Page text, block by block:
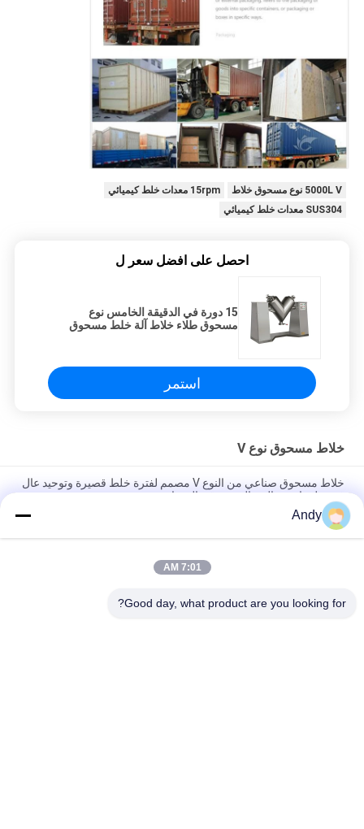
5000L V نوع مسحوق خلاط
15rpm معدات خلط كيميائي
SUS304 معدات خلط كيميائي
احصل على افضل سعر ل
15 دورة في الدقيقة الخامس نوع
مسحوق طلاء خلاط آلة خلط مسحوق
استمر
خلاط مسحوق نوع V
خلاط مسحوق صناعي من النوع V مصمم لفترة خلط قصيرة وتوحيد عال
في تطبيقات معالجة المسحوق والحبيبات
الغذائية والكيميائية مع جدار داخلي سلس وسهلة التنظيف
خلاط مسحوق من النوع V متساوية خليط عالية وبدون زوايا ميتة
Andy
7:01 AM
Good day, what product are you looking for?